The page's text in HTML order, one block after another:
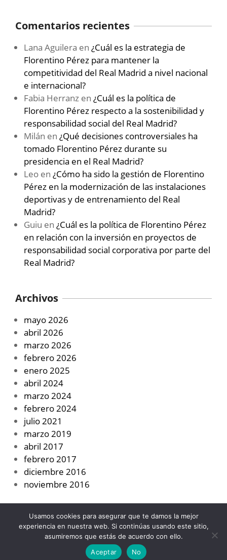
Comentarios recientes
Lana Aguilera en ¿Cuál es la estrategia de
Florentino Pérez para mantener la
competitividad del Real Madrid a nivel nacional
e internacional?
Fabia Herranz en ¿Cuál es la política de
Florentino Pérez respecto a la sostenibilidad y
responsabilidad social del Real Madrid?
Milán en ¿Qué decisiones controversiales ha
tomado Florentino Pérez durante su
presidencia en el Real Madrid?
Leo en ¿Cómo ha sido la gestión de Florentino
Pérez en la modernización de las instalaciones
deportivas y de entrenamiento del Real
Madrid?
Guiu en ¿Cuál es la política de Florentino Pérez
en relación con la inversión en proyectos de
responsabilidad social corporativa por parte del
Real Madrid?
Archivos
mayo 2026
abril 2026
marzo 2026
febrero 2026
enero 2025
abril 2024
marzo 2024
febrero 2024
julio 2021
marzo 2019
abril 2017
febrero 2017
diciembre 2016
noviembre 2016
Designed usingUnos. Powered byWordPress
Usamos cookies para asegurar que te damos la mejor
experiencia en nuestra web. Si continúas usando este sitio,
asumiremos que estás de acuerdo con ello.
Aceptar
No